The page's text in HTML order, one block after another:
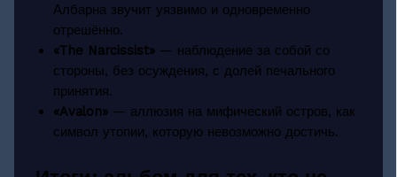
Албарна звучит уязвимо и одновременно
отрешённо.
«The Narcissist»— наблюдение за собой со
стороны, без осуждения, с долей печального
принятия.
«Avalon»— аллюзия на мифический остров, как
символ утопии, которую невозможно достичь.